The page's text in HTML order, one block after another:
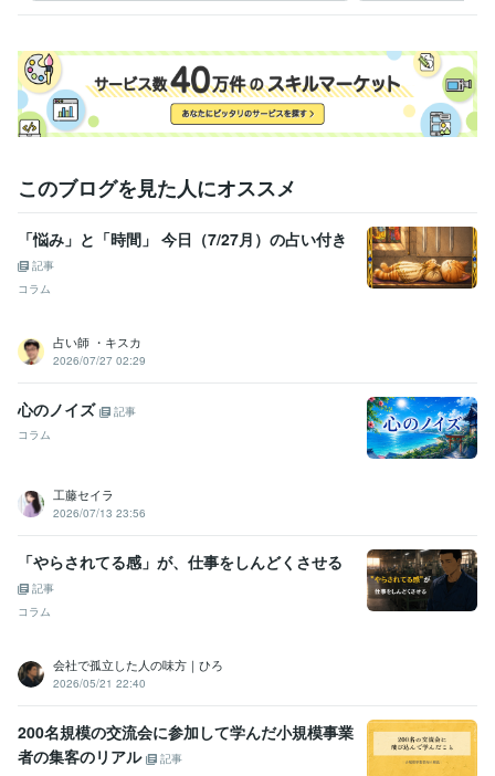
このブログを見た人にオススメ
「悩み」と「時間」 今日（7/27月）の占い付き
記事
コラム
占い師 ・キスカ
2026/07/27 02:29
心のノイズ
記事
コラム
工藤セイラ
2026/07/13 23:56
「やらされてる感」が、仕事をしんどくさせる
記事
コラム
会社で孤立した人の味方｜ひろ
2026/05/21 22:40
200名規模の交流会に参加して学んだ小規模事業
者の集客のリアル
記事